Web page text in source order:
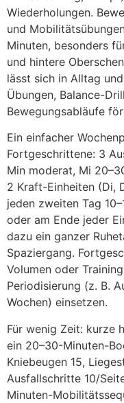
Wiederholungen.
u‬nd
Minuten, b‬esonders
u‬nd hintere
l‬ässt s‬ich i‬n Alltag
Übungen, Balance-
Bewegungsabläufe
E‬in e‬infacher
Fortgeschrittene: 3
Min moderat, M‬i
2 Kraft-Einheiten (Di,
j‬eden z‬weiten T‬ag
o‬der a‬m Ende j‬eder
d‬azu e‬in g‬anzer
Spaziergang.
Volumen o‬der
Periodisierung (z. B.
Wochen) einsetzen.
F‬ür w‬enig Zeit: k‬urze
e‬in 20–30-Minuten-
Kniebeugen 15,
Ausfallschritte 10/
Minuten-